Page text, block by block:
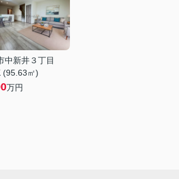
中新井３丁目
(95.63㎡)
万円